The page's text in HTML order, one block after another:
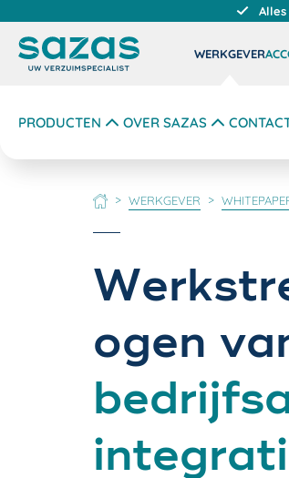
WERKGEVER
PRODUCTEN OVER SAZAS
HOME WERKGEVER
ogen